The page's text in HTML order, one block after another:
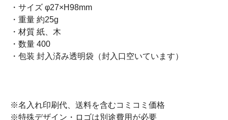
・サイズ φ27×H98mm
・重量 約25g
・材質 紙、木
・数量 400
・包装 封入済み透明袋（封入口空いています）
※名入れ印刷代、送料を含むコミコミ価格
※特殊デザイン・ロゴは別途費用が必要